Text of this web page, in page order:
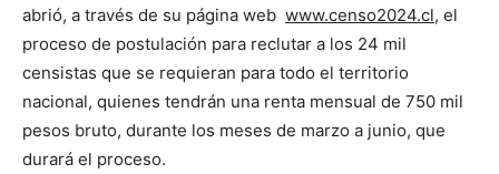
abrió, a través de su página web www.censo2024.cl, el
proceso de postulación para reclutar a los 24 mil
censistas que se requieran para todo el territorio
nacional, quienes tendrán una renta mensual de 750 mil
pesos bruto, durante los meses de marzo a junio, que
durará el proceso.